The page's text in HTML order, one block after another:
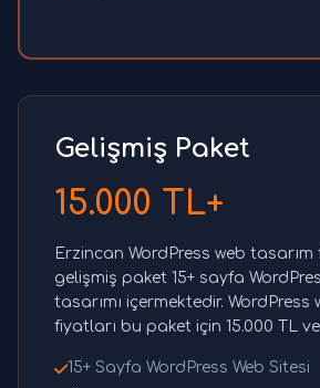
Gelişmiş Paket
15.000 TL+
Erzincan WordPress web tasarım
gelişmiş paket 15+ sayfa
tasarımı içermektedir. WordPress
fiyatları bu paket için 15.000 TL
15+ Sayfa WordPress Web Sitesi